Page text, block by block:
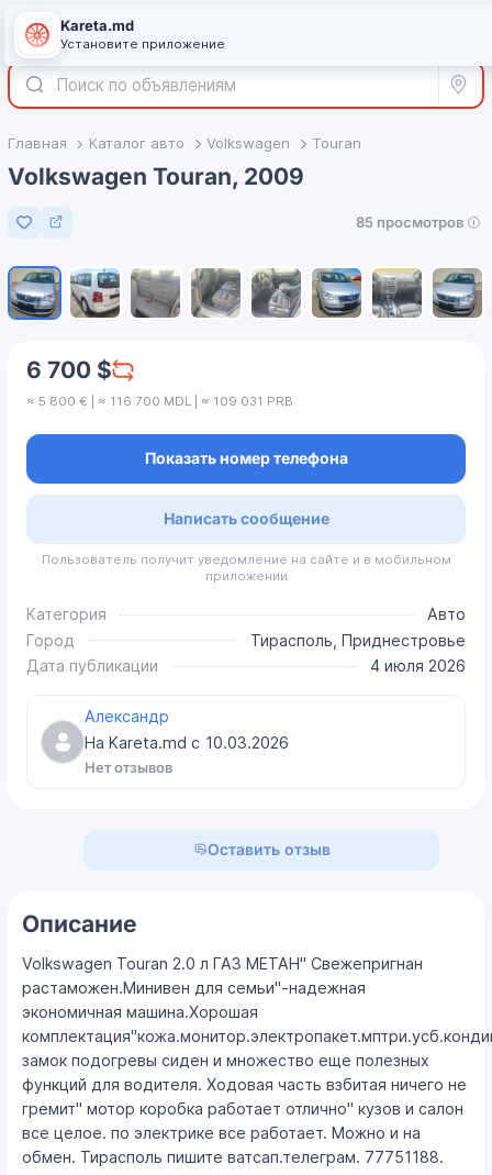
Все
Главная Каталог авто Volkswagen Touran
Volkswagen Touran, 2009
Добавить в избранное
85 просмотров
6 700 $
≈ 5 800 € | ≈ 116 700 MDL | ≈ 109 031 PRB
Показать номер телефона
Написать сообщение
Пользователь получит уведомление на сайте и в мобильном
приложении
Категория
Авто
Город
Тирасполь, Приднестровье
Дата публикации
4 июля 2026
Александр
На Kareta.md с 10.03.2026
Нет отзывов
Оставить отзыв
Описание
Volkswagen Touran 2.0 л ГАЗ МЕТАН" Свежепригнан
растаможен.Минивен для семьи"-надежная
экономичная машина.Хорошая
замок подогревы сиден и множество еще полезных
функций для водителя. Ходовая часть взбитая ничего не
гремит" мотор коробка работает отлично" кузов и салон
все целое. по электрике все работает. Можно и на
обмен. Тирасполь пишите ватсап.телеграм. 77751188.
Kareta.md
Установите приложение